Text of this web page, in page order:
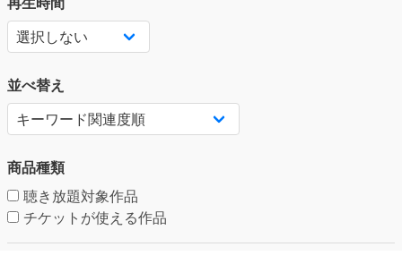
並べ替え
商品種類
聴き放題対象作品
チケットが使える作品